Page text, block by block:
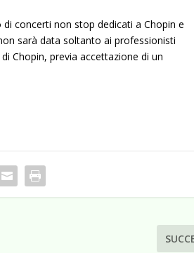
concerti non stop dedicati a Chopin e
sarà data soltanto ai professionisti
Chopin, previa accettazione di un